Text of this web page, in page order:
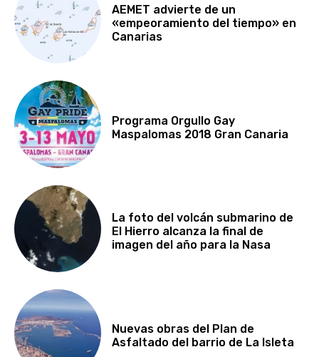
AEMET advierte de un
«empeoramiento del tiempo» en
Canarias
Programa Orgullo Gay
Maspalomas 2018 Gran Canaria
La foto del volcán submarino de
El Hierro alcanza la final de
imagen del año para la Nasa
Nuevas obras del Plan de
Asfaltado del barrio de La Isleta